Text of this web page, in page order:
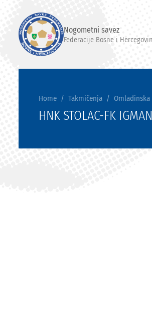
Nogometni savez
Federacije Bosne i
Home Takmičenja
HNK STOLAC-FK IGMAN